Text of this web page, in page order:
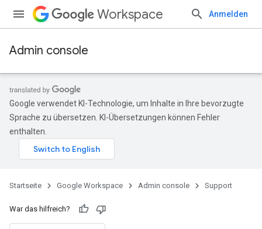
Workspace Anmelden
Admin console
Google verwendet KI-Technologie, um Inhalte in Ihre bevorzugte
Sprache zu übersetzen. KI-Übersetzungen können Fehler
enthalten.
Startseite Google Workspace Admin console Support
War das hilfreich?